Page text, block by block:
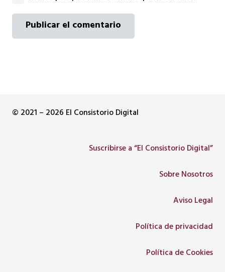
Publicar el comentario
© 2021 – 2026 El Consistorio Digital
Suscribirse a “El Consistorio Digital”
Sobre Nosotros
Aviso Legal
Política de privacidad
Política de Cookies